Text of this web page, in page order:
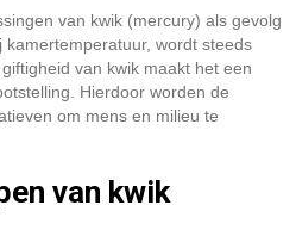
van kwik (mercury) als gevolg
kamertemperatuur, wordt steeds
van kwik maakt het een
Hierdoor worden de
om mens en milieu te
van kwik